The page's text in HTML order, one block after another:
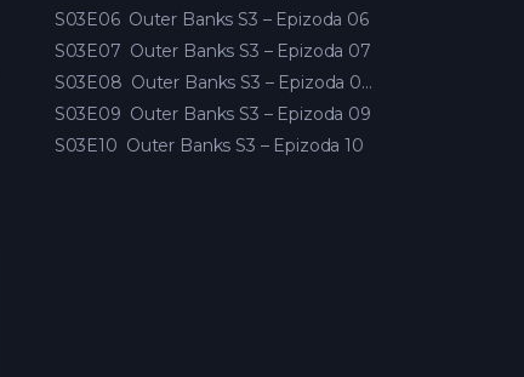
S03E06 Outer Banks S3 – Epizoda 06
S03E07 Outer Banks S3 – Epizoda 07
S03E08
Outer Banks S3 – Epizoda 08
S03E09 Outer Banks S3 – Epizoda 09
S03E10 Outer Banks S3 – Epizoda 10